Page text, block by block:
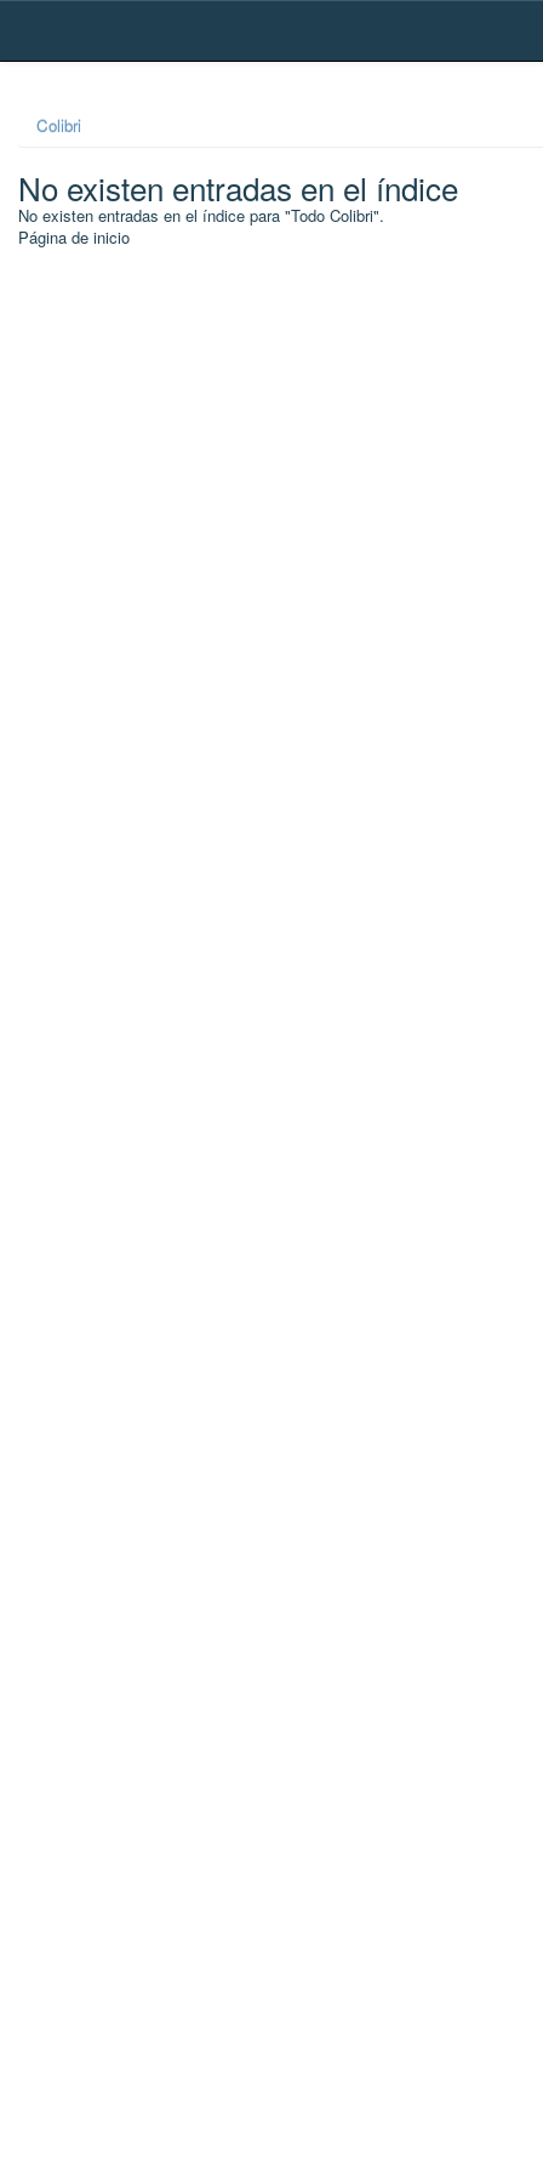
Skip
Colibri
No existen entradas en el índice
No existen entradas en el índice para "Todo Colibri".
Página de inicio